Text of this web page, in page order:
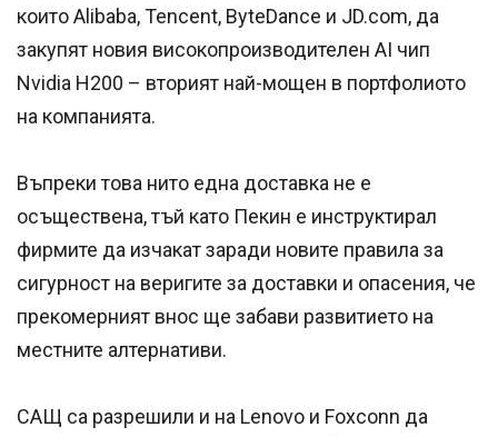
които Alibaba, Tencent, ByteDance и JD.com, да
закупят новия високопроизводителен AI чип
Nvidia H200 – вторият най-мощен в портфолиото
на компанията.
Въпреки това нито една доставка не е
осъществена, тъй като Пекин е инструктирал
фирмите да изчакат заради новите правила за
сигурност на веригите за доставки и опасения, че
прекомерният внос ще забави развитието на
местните алтернативи.
САЩ са разрешили и на Lenovo и Foxconn да